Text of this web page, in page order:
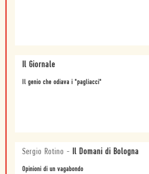
Il Giornale
Il genio che odiava i "pagliacci"
Sergio Rotino - Il Domani di Bologna
Opinioni di un vagabondo